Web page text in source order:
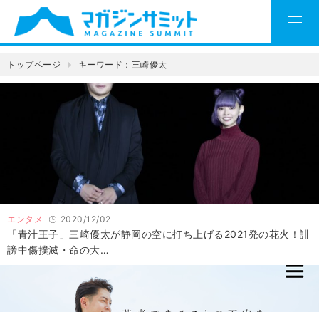
トップページ キーワード：三崎優太
エンタメ 2020/12/02
「青汁王子」三崎優太が静岡の空に打ち上げる2021発の花火！誹
謗中傷撲滅・命の大…